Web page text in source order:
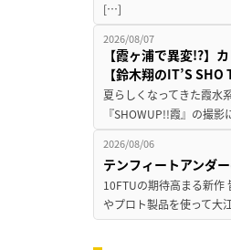
[…]
2026/08/07
【霞ヶ浦で異変!?】
【鈴木翔のIT’S SHO
夏らしくなってきた霞水
『SHOWUP!!霞』の撮
2026/08/06
テンフィートアンダ
10FTUの期待高まる新作
やプロト製品を使って大